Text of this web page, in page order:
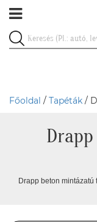
Főoldal / Tapéták /
Drapp beton mintázatú